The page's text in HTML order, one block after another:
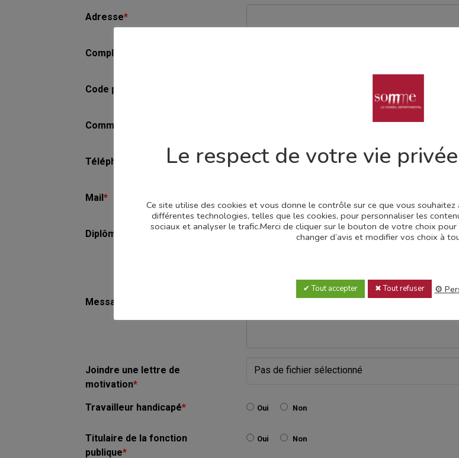
Adresse*
Complément d'adresse
Code postal
Commune
Téléphone
Mail*
Diplômes obtenus
Message
Joindre une lettre de
motivation*
Pas de fichier sélectionné
Travailleur handicapé* Oui Non
Titulaire de la fonction
publique*
Oui Non
Le respect de votre vie
Ce site utilise des cookies et vous donne le contrôle sur ce que vous
différentes technologies, telles que les cookies, pour personnaliser les
sociaux et analyser le trafic.Merci de cliquer sur le bouton de votre choix
changer d’avis et modifier vos choix à
Tout accepter Tout refuser